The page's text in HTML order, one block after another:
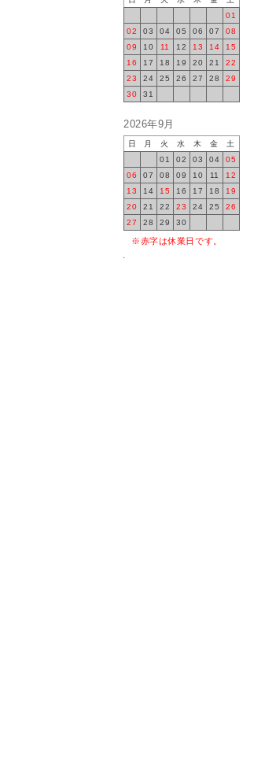
01
02
03 04 05 06 07
08
09
10 11 12 13 14
15
16
17 18 19 20 21
22
23
24 25 26 27 28
29
30
31
2026年9月
日 月 火 水 木 金
土
01
02 03 04
05
06
07 08 09 10 11
12
13
14 15 16 17 18
19
20
21 22 23 24 25
26
27
28 29 30
※赤字は休業日です。